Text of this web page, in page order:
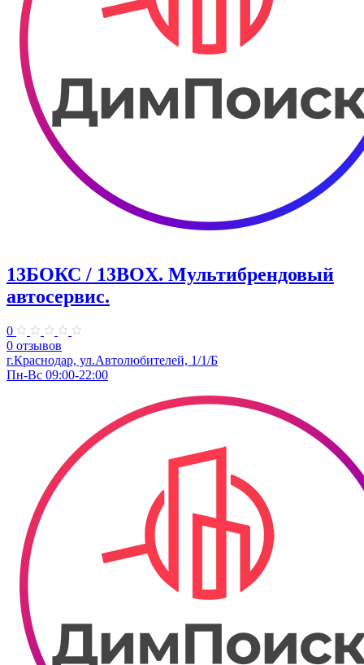
13БОКС / 13BOX. ​Мультибрендовый
автосервис.
0
0 отзывов
г.Краснодар, ул.Автолюбителей, 1/1/Б
Пн-Вс 09:00-22:00